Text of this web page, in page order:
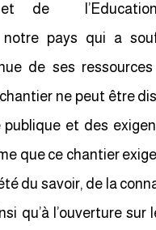
et de
notre pays qui a
de ses ressources
ne peut être
publique et des
que ce chantier
du savoir, de la
qu’à l’ouverture sur